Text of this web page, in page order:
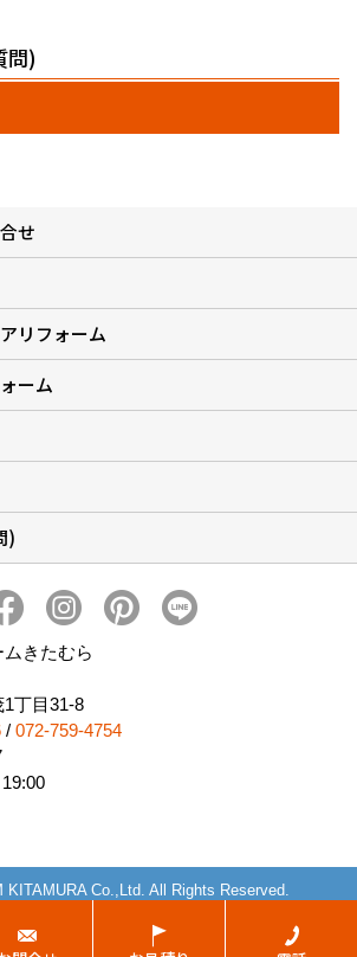
問)
せ
りから
望の方
ム
ム
ーム
リフォーム
について
(23)
ション (52)
ション (44)
ーション (11)
(2)
ーム
て (5)
ンプラス
どまど
交換
ョン
)
きたむら
1丁目31-8
/ 072-759-4754
19:00
KITAMURA Co.,Ltd. All Rights Reserved.